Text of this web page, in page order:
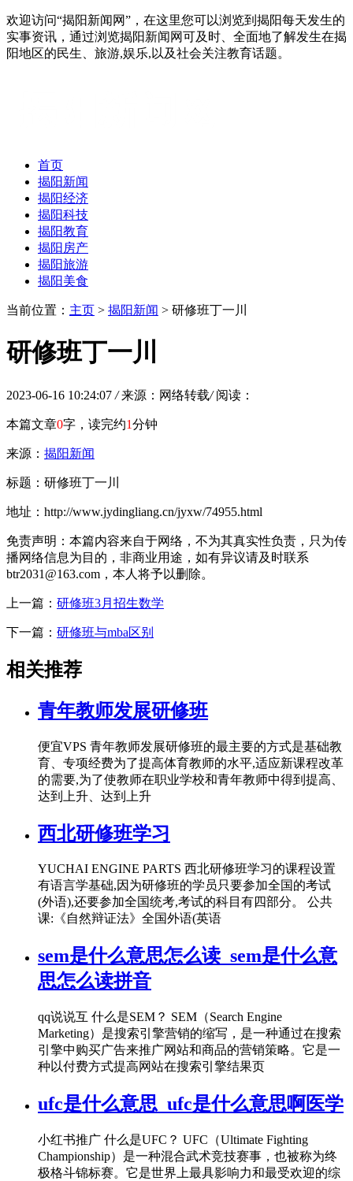
欢迎访问“揭阳新闻网”，在这里您可以浏览到揭阳每天发生的
实事资讯，通过浏览揭阳新闻网可及时、全面地了解发生在揭
阳地区的民生、旅游,娱乐,以及社会关注教育话题。
首页
揭阳新闻
揭阳经济
揭阳科技
揭阳教育
揭阳房产
揭阳旅游
揭阳美食
当前位置： 主页 > 揭阳新闻 > 研修班丁一川
研修班丁一川
2023-06-16 10:24:07 / 来源：网络转载/ 阅读：
本篇文章0字，读完约1分钟
来源： 揭阳新闻
标题：研修班丁一川
地址：http://www.jydingliang.cn/jyxw/74955.html
免责声明：本篇内容来自于网络，不为其真实性负责，只为传
播网络信息为目的，非商业用途，如有异议请及时联系
btr2031@163.com，本人将予以删除。
上一篇： 研修班3月招生数学
下一篇： 研修班与mba区别
相关推荐
青年教师发展研修班
便宜VPS 青年教师发展研修班的最主要的方式是基础教
育、专项经费为了提高体育教师的水平,适应新课程改革
的需要,为了使教师在职业学校和青年教师中得到提高、
达到上升、达到上升
西北研修班学习
YUCHAI ENGINE PARTS 西北研修班学习的课程设置
有语言学基础,因为研修班的学员只要参加全国的考试
(外语),还要参加全国统考,考试的科目有四部分。 公共
课:《自然辩证法》全国外语(英语
sem是什么意思怎么读_sem是什么意
思怎么读拼音
qq说说互 什么是SEM？ SEM（Search Engine
Marketing）是搜索引擎营销的缩写，是一种通过在搜索
引擎中购买广告来推广网站和商品的营销策略。它是一
种以付费方式提高网站在搜索引擎结果页
ufc是什么意思_ufc是什么意思啊医学
小红书推广 什么是UFC？ UFC（Ultimate Fighting
Championship）是一种混合武术竞技赛事，也被称为终
极格斗锦标赛。它是世界上最具影响力和最受欢迎的综